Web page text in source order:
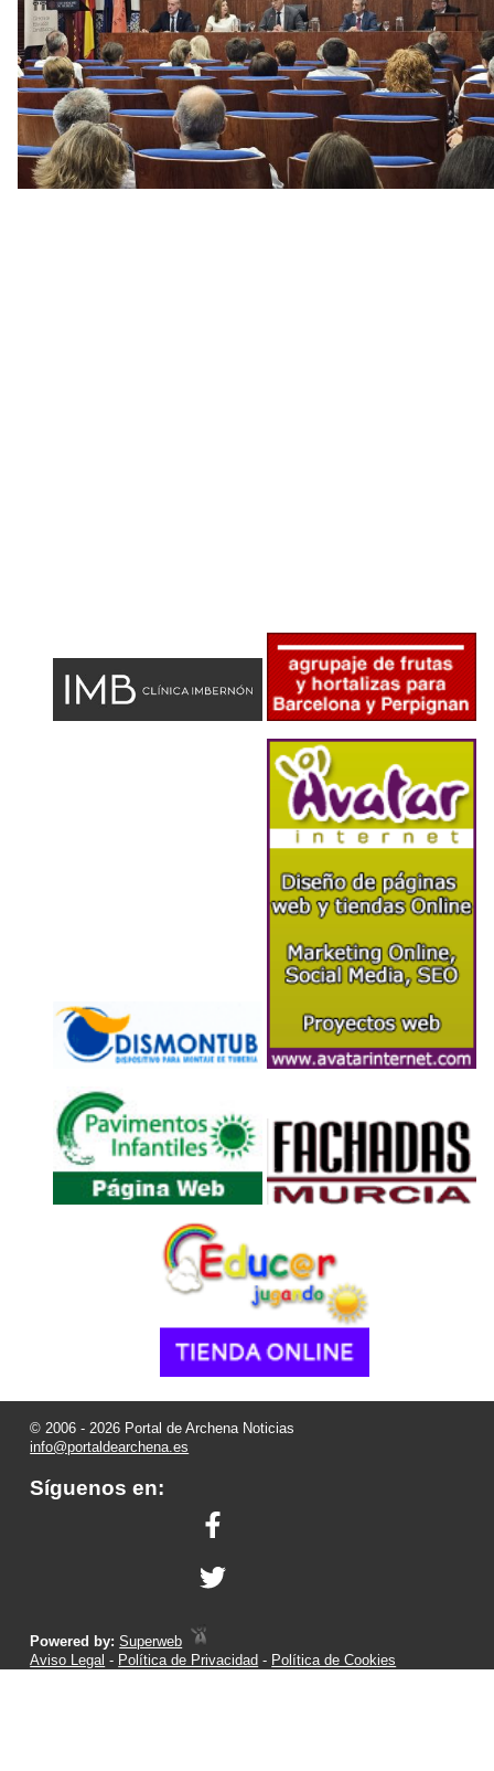
© 2006 - 2026 Portal de Archena Noticias
info@portaldearchena.es
Síguenos en:
Powered by:Superweb
Aviso Legal - Política de Privacidad - Política de Cookies